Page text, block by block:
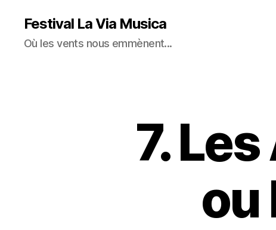
Festival La Via Musica
Où les vents nous emmènent...
7.
ou